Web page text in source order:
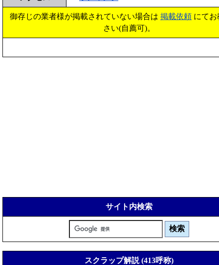
御存じの業者様が掲載されていない場合は 掲載依頼 にて
さい(自薦可)。
サイト内検索
スクラップ解説 (413呼称)